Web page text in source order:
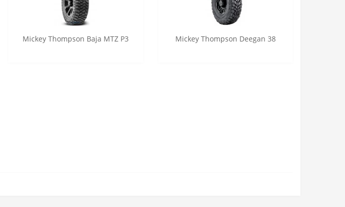
Mickey Thompson Baja MTZ P3 Mickey Thompson Deegan 38